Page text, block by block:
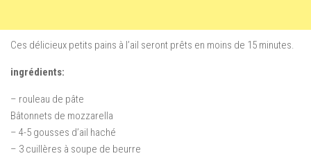
Ces délicieux petits pains à l’ail seront prêts en moins de 15 minutes.
ingrédients:
– rouleau de pâte
Bâtonnets de mozzarella
– 4-5 gousses d’ail haché
– 3 cuillères à soupe de beurre